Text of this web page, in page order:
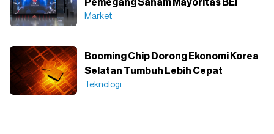
Pemegang Saham Mayoritas BEI
Market
Booming Chip Dorong Ekonomi Korea
Selatan Tumbuh Lebih Cepat
Teknologi